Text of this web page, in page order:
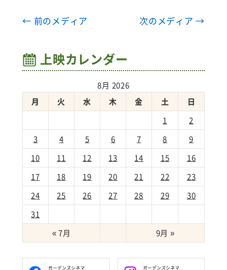
← 前のメディア 次のメディア →
上映カレンダー
8月 2026
月
火 水 木 金 土
日
1
2
3
4 5 6 7 8
9
10
11 12 13 14 15
16
17
18 19 20 21 22
23
24
25 26 27 28 29
30
31
« 7月
9月 »